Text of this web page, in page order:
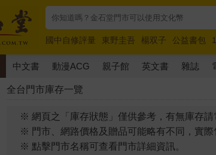
國中自修評量 東野圭吾 楊双子 公益書包
唯紅花綻放
奧德賽 路邊攤新作 馬斯克 玩
中文書 動漫ACG 親子館 英文書 雜誌
全台門市庫存一覽
※ 網頁之「庫存狀態」僅供參考，有無庫存請
※ 門市、網路價格及贈品可能略有不同，實際
※ 點擊門市名稱可查看門市詳細資訊。